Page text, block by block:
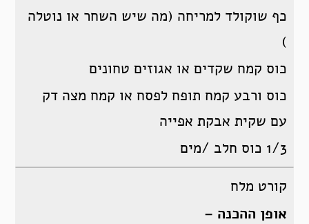
כף שוקולד למריחה (מה שיש השחר או נוטלה
)
כוס קמח שקדים או אגוזים טחונים
כוס ורבע קמח תופח לפסח או קמח מצה דק
עם שקית אבקת אפייה
1/3 כוס חלב /מים
קורט מלח
אופן ההכנה –